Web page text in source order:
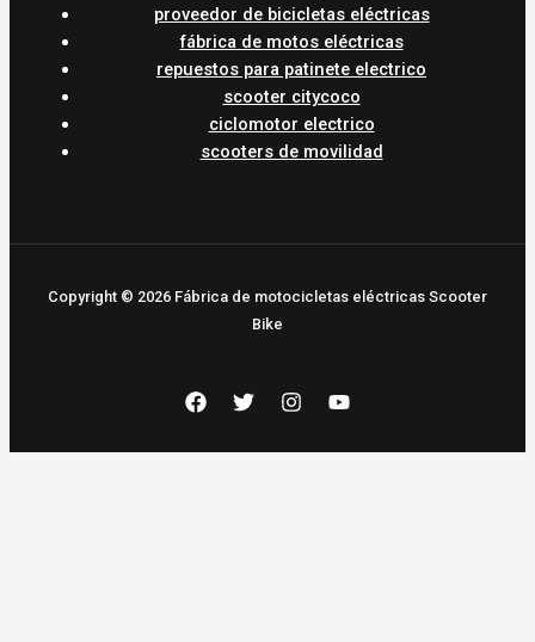
proveedor de bicicletas eléctricas
fábrica de motos eléctricas
repuestos para patinete electrico
scooter citycoco
ciclomotor electrico
scooters de movilidad
Copyright © 2026 Fábrica de motocicletas eléctricas Scooter
Bike